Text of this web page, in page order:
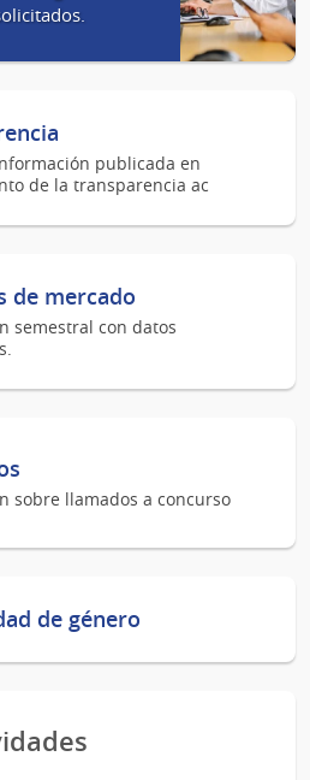
publicada en
de la transparencia ac
de mercado
semestral con datos
sobre llamados a concurso
de género